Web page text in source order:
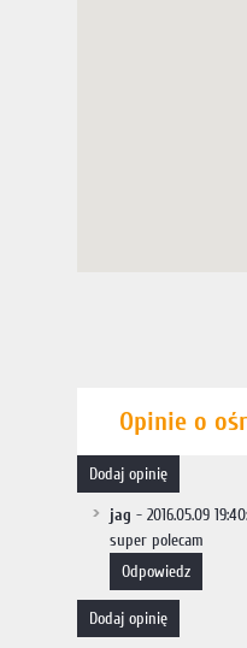
Opinie o
dodaj opinię
jag - 2016.05.09
super polecam
odpowiedz
dodaj opinię